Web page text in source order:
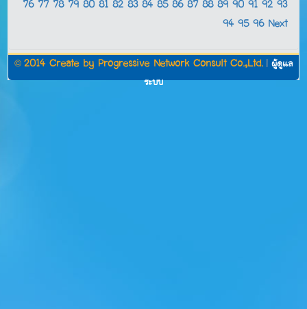
76 77 78 79 80 81 82 83 84 85 86 87 88 89 90 91 92 93
94 95 96 Next
© 2014 Create by Progressive Network Consult Co.,Ltd. ผู้ดูแล
ระบบ